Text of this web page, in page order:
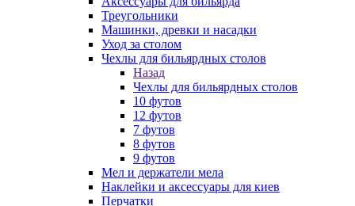
Треугольники
Машинки, древки и насадки
Уход за столом
Чехлы для бильярдных столов
Назад
Чехлы для бильярдных столов
10 футов
12 футов
7 футов
8 футов
9 футов
Мел и держатели мела
Наклейки и аксессуары для киев
Перчатки